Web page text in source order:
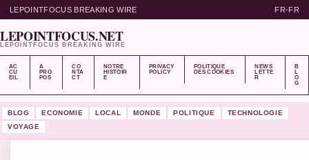
LEPOINTFOCUS BREAKING WIRE FR-FR
LEPOINTFOCUS.NET
LEPOINTFOCUS BREAKING WIRE
AC
CU
EIL
A
PRO
POS
CO
NTA
CT
NOTRE
HISTOIR
E
PRIVACY
POLICY
POLITIQUE
DES COOKIES
NEWS
LETTE
R
B
L
O
G
BLOG ECONOMIE LOCAL MONDE POLITIQUE
TECHNOLOGIE
VOYAGE